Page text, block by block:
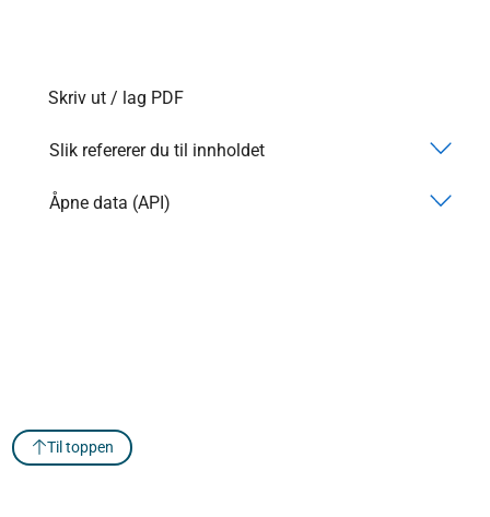
Skriv ut / lag PDF
Slik refererer du til innholdet
Åpne data (API)
Til toppen